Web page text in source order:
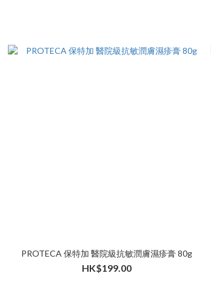
PROTECA 保特加 醫院級抗敏潤膚濕疹膏 80g
HK$199.00